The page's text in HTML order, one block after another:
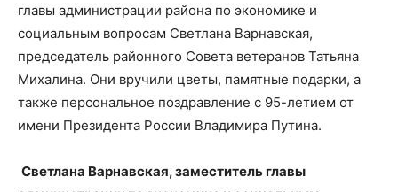
главы администрации района по экономике и
социальным вопросам Светлана Варнавская,
председатель районного Совета ветеранов Татьяна
Михалина. Они вручили цветы, памятные подарки, а
также персональное поздравление с 95-летием от
имени Президента России Владимира Путина.
Светлана Варнавская, заместитель главы